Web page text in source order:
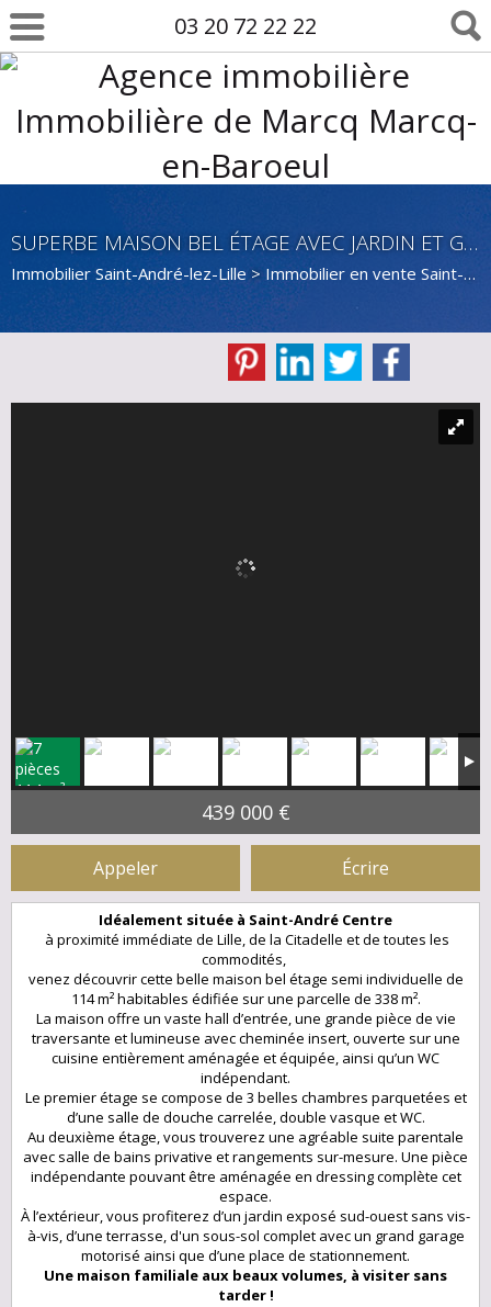
03 20 72 22 22
SUPERBE MAISON BEL ÉTAGE AVEC JARDIN ET GARAGE
Immobilier Saint-André-lez-Lille > Immobilier en vente Saint-André-lez-Lille
439 000 €
Appeler Écrire
Idéalement située à Saint-André Centre
à proximité immédiate de Lille, de la Citadelle et de toutes les
commodités,
venez découvrir cette belle maison bel étage semi individuelle de
114 m² habitables édifiée sur une parcelle de 338 m².
La maison offre un vaste hall d’entrée, une grande pièce de vie
traversante et lumineuse avec cheminée insert, ouverte sur une
cuisine entièrement aménagée et équipée, ainsi qu’un WC
indépendant.
Le premier étage se compose de 3 belles chambres parquetées et
d’une salle de douche carrelée, double vasque et WC.
Au deuxième étage, vous trouverez une agréable suite parentale
avec salle de bains privative et rangements sur-mesure. Une pièce
indépendante pouvant être aménagée en dressing complète cet
espace.
À l’extérieur, vous profiterez d’un jardin exposé sud-ouest sans vis-
à-vis, d’une terrasse, d'un sous-sol complet avec un grand garage
motorisé ainsi que d’une place de stationnement.
Une maison familiale aux beaux volumes, à visiter sans
tarder !